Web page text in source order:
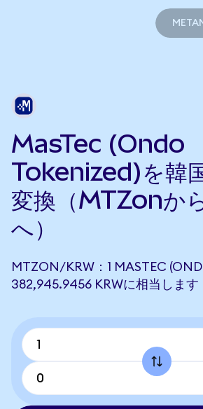
MasTec (Ondo
Tokenized)を韓
変換（MTZonか
へ）
MTZON/KRW：1 MASTEC
382,945.9456 KRWに相当します